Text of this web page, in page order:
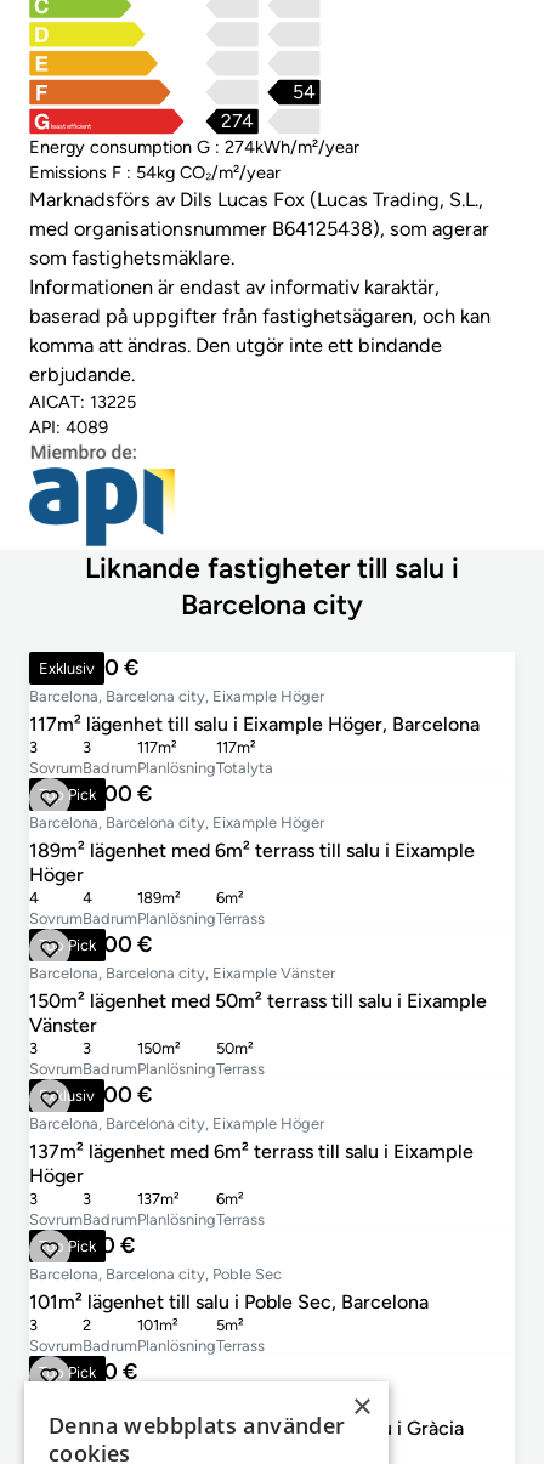
least efficient
54
274
Energy consumption G : 274kWh/m²/year
Emissions F : 54kg CO₂/m²/year
Marknadsförs av Dils Lucas Fox (Lucas Trading, S.L.,
med organisationsnummer B64125438), som agerar
som fastighetsmäklare.
Informationen är endast av informativ karaktär,
baserad på uppgifter från fastighetsägaren, och kan
komma att ändras. Den utgör inte ett bindande
erbjudande.
AICAT: 13225
API: 4089
Liknande fastigheter till salu i
Barcelona city
Exklusiv
860 000 €
Barcelona, Barcelona city, Eixample Höger
117m² lägenhet till salu i Eixample Höger, Barcelona
Sovrum
3
Badrum
3
Planlösning
117m²
Totalyta
117m²
Top Pick
1 870 000 €
Barcelona, Barcelona city, Eixample Höger
189m² lägenhet med 6m² terrass till salu i Eixample
Höger
Sovrum
4
Badrum
4
Planlösning
189m²
Terrass
6m²
Top Pick
1 350 000 €
Barcelona, Barcelona city, Eixample Vänster
150m² lägenhet med 50m² terrass till salu i Eixample
Vänster
Sovrum
3
Badrum
3
Planlösning
150m²
Terrass
50m²
Exklusiv
1 350 000 €
Barcelona, Barcelona city, Eixample Höger
137m² lägenhet med 6m² terrass till salu i Eixample
Höger
Sovrum
3
Badrum
3
Planlösning
137m²
Terrass
6m²
Top Pick
725 000 €
Barcelona, Barcelona city, Poble Sec
101m² lägenhet till salu i Poble Sec, Barcelona
Sovrum
3
Badrum
2
Planlösning
101m²
Terrass
5m²
Top Pick
699 000 €
145m² lägenhet med 68m² terrass till salu i Gràcia
2
×
Denna webbplats använder
cookies